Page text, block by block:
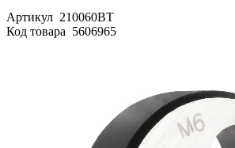
Артикул 210060BT
Код товара 5606965